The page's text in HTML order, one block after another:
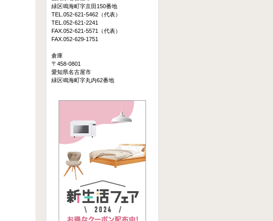
緑区鳴海町字京田150番地
TEL.052-621-5462（代表）
TEL.052-621-2241
FAX.052-621-5571（代表）
FAX.052-629-1751
倉庫
〒458-0801
愛知県名古屋市
緑区鳴海町字丸内62番地